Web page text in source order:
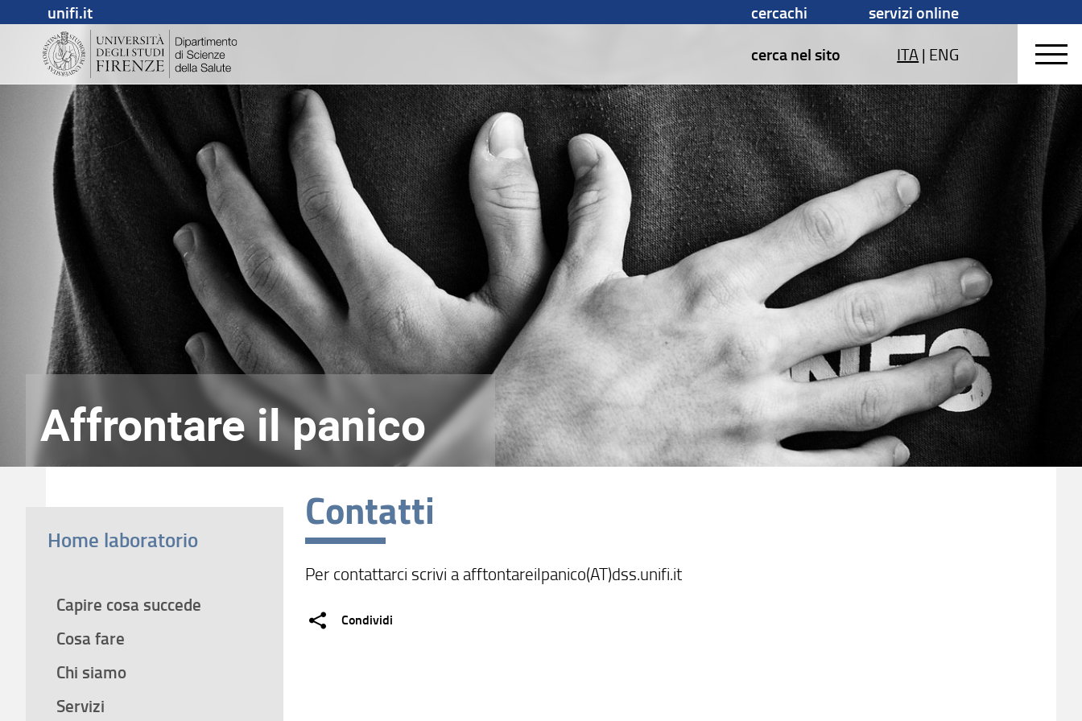
unifi.it cercachi
servizi online
cerca nel sito
ITA| ENG
Affrontare il panico
Contatti
Per contattarci scrivi a afftontareilpanico(AT)dss.unifi.it
Condividi
Home laboratorio
Capire cosa succede
Cosa fare
Chi siamo
Servizi